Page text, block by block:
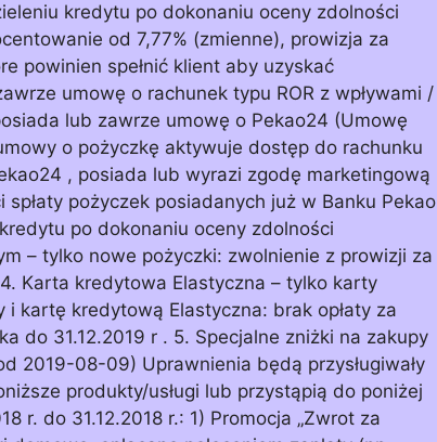
kredytu po dokonaniu oceny zdolności
od 7,77% (zmienne), prowizja za
powinien spełnić klient aby uzyskać
umowę o rachunek typu ROR z wpływami /
lub zawrze umowę o Pekao24 (Umowę
o pożyczkę aktywuje dostęp do rachunku
, posiada lub wyrazi zgodę marketingową
pożyczek posiadanych już w Banku Pekao
po dokonaniu oceny zdolności
– tylko nowe pożyczki: zwolnienie z prowizji za
Karta kredytowa Elastyczna – tylko karty
kartę kredytową Elastyczna: brak opłaty za
do 31.12.2019 r . 5. Specjalne zniżki na zakupy
2019-08-09) Uprawnienia będą przysługiwały
produkty/usługi lub przystąpią do poniżej
r. do 31.12.2018 r.: 1) Promocja „Zwrot za